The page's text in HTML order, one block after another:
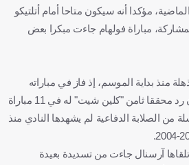
مؤكدا أنه سيكون متاحا أمام أتلتيكو
مباراة فولهام جاءت مبكرا بعض
منذ بداية الموسم، إذ فاز في مباراته
الأخيرة أمام فولهام بهدف دون رد محققا ثامن "كلين شيت" له في 11 مباراة
من الصلابة الدفاعية لم يشهدها النادي منذ
تلقاها آرسنال جاءت من تسديدة بعيدة